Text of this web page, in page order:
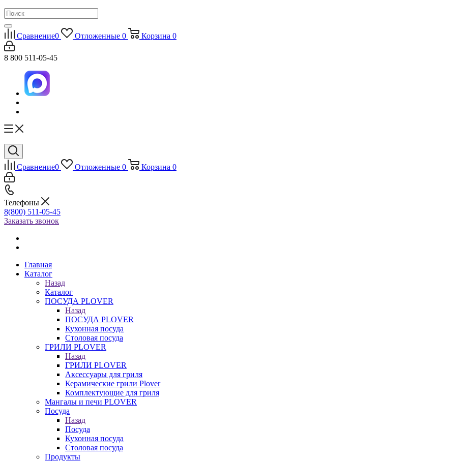
Сравнение0 Отложенные 0 Корзина 0
8 800 511-05-45
Сравнение0 Отложенные 0 Корзина 0
Телефоны
8(800) 511-05-45
Заказать звонок
Главная
Каталог
Назад
Каталог
ПОСУДА PLOVER
Назад
ПОСУДА PLOVER
Кухонная посуда
Столовая посуда
ГРИЛИ PLOVER
Назад
ГРИЛИ PLOVER
Аксессуары для гриля
Керамические грили Plover
Комплектующие для гриля
Мангалы и печи PLOVER
Посуда
Назад
Посуда
Кухонная посуда
Столовая посуда
Продукты